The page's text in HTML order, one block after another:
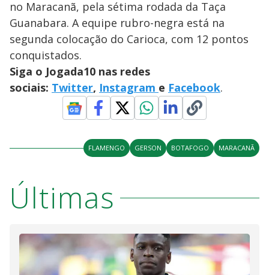
no Maracanã, pela sétima rodada da Taça
Guanabara. A equipe rubro-negra está na
segunda colocação do Carioca, com 12 pontos
conquistados.
Siga o Jogada10 nas redes
sociais: Twitter, Instagram e Facebook.
FLAMENGO GERSON BOTAFOGO MARACANÃ
Últimas